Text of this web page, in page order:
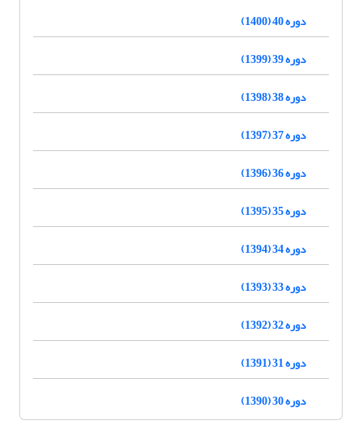
دوره 40 (1400)
دوره 39 (1399)
دوره 38 (1398)
دوره 37 (1397)
دوره 36 (1396)
دوره 35 (1395)
دوره 34 (1394)
دوره 33 (1393)
دوره 32 (1392)
دوره 31 (1391)
دوره 30 (1390)